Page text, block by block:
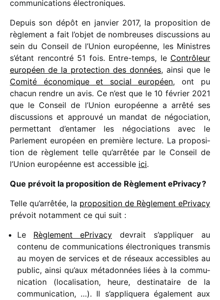
commu­ni­ca­tions électroniques.
Depuis son dépôt en janvier 2017, la propo­si­tion de
règle­ment a fait l’objet de nombreuses discus­sions au
sein du Conseil de l’Union euro­péenne, les Ministres
s’étant rencon­tré 51 fois. Entre-temps, le Contrôleur
euro­péen de la protec­tion des données, ainsi que le
Comité écono­mique et social euro­péen, ont pu
chacun rendre un avis. Ce n’est que le 10 février 2021
que le Conseil de l’Union euro­péenne a arrêté ses
discus­sions et approuvé un mandat de négo­cia­tion,
permet­tant d’entamer les négo­cia­tions avec le
Parlement euro­péen en première lecture. La propo­si­
tion de règle­ment telle qu’arrêtée par le Conseil de
l’Union euro­péenne est acces­sible ici.
Que prévoit la propo­si­tion de Règlement ePrivacy ?
Telle qu’arrêtée, la propo­si­tion de Règlement ePrivacy
prévoit notam­ment ce qui suit :
Le Règlement ePrivacy devrait s’appliquer au
contenu de commu­ni­ca­tions élec­tro­niques trans­mis
au moyen de services et de réseaux acces­sibles au
public, ainsi qu’aux méta­don­nées liées à la commu­
ni­ca­tion (loca­li­sa­tion, heure, desti­na­taire de la
commu­ni­ca­tion, …). Il s’appliquera égale­ment aux